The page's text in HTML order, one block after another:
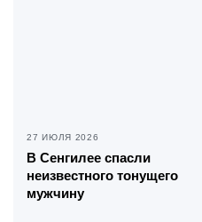
27 ИЮЛЯ 2026
В Сенгилее спасли
неизвестного тонущего
мужчину